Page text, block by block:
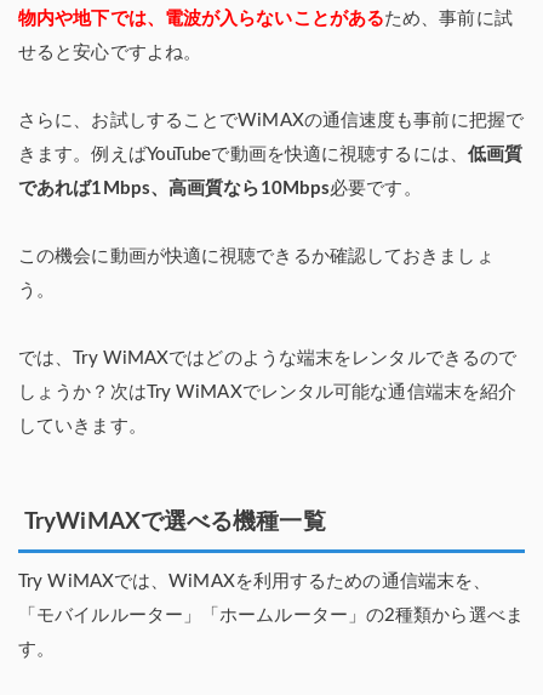
物内や地下では、電波が入らないことがあるため、事前に試
せると安心ですよね。
さらに、お試しすることでWiMAXの通信速度も事前に把握で
きます。例えばYouTubeで動画を快適に視聴するには、 低画質
であれば1Mbps、高画質なら10Mbps必要です。
この機会に動画が快適に視聴できるか確認しておきましょ
う。
では、Try WiMAXではどのような端末をレンタルできるので
しょうか？次はTry WiMAXでレンタル可能な通信端末を紹介
していきます。
TryWiMAXで選べる機種一覧
Try WiMAXでは、WiMAXを利用するための通信端末を、
「モバイルルーター」「ホームルーター」の2種類から選べま
す。